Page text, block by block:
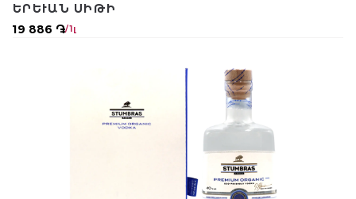
19 886 ֏/ 1լ
ԵՐԵՒԱՆ ՍԻԹԻ